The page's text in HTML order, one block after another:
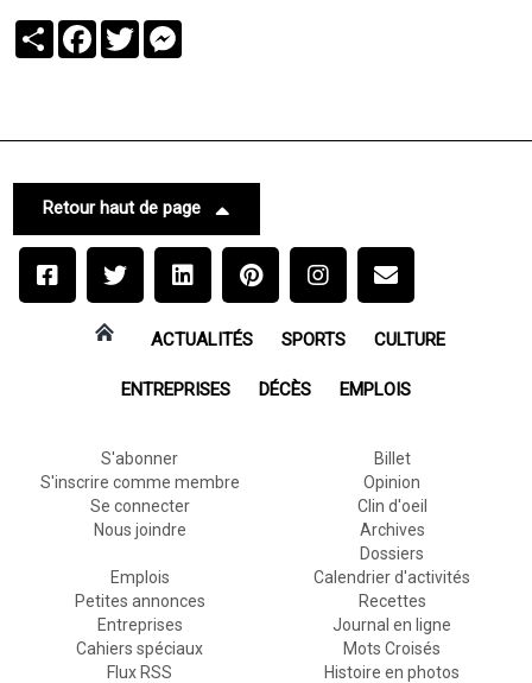
PartagerFacebook
Twitter
Retour haut de page
ACTUALITÉS SPORTS CULTURE
ENTREPRISES DÉCÈS EMPLOIS
S'abonner
S'inscrire comme membre
Se connecter
Nous joindre
Billet
Opinion
Clin d'oeil
Archives
Dossiers
Emplois
Petites annonces
Entreprises
Cahiers spéciaux
Flux RSS
Calendrier d'activités
Recettes
Journal en ligne
Mots Croisés
Histoire en photos